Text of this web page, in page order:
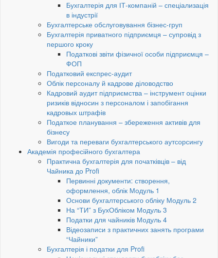
Бухгалтерія для ІТ-компаній – спеціализація
в індустрії
Бухгалтерське обслуговування бізнес-груп
Бухгалтерія приватного підприємця – супровід з
першого кроку
Податкові звіти фізичної особи підприємця –
ФОП
Податковий експрес-аудит
Облік персоналу й кадрове діловодство
Кадровий аудит підприємства – інструмент оцінки
ризиків відносин з персоналом і запобігання
кадровых штрафів
Податкое планування – збереження активів для
бізнесу
Вигоди та переваги бухгалтерського аутсорсингу
Академія професійного бухгалтера
Практична бухгалтерія для початківців – від
Чайника до Profi
Первинні документи: створення,
оформлення, облік Модуль 1
Основи бухгалтерського обліку Модуль 2
На “ТИ” з БухОбліком Модуль 3
Податки для чайників Модуль 4
Відеозаписи з практичних занять програми
“Чайники”
Бухгалтерія і податки для Profi